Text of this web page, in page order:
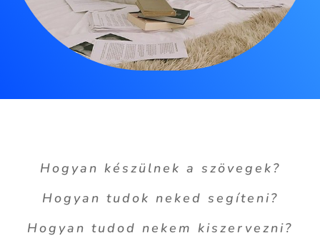
Hogyan készülnek a szövegek?
Hogyan tudok neked segíteni?
Hogyan tudod nekem kiszervezni?